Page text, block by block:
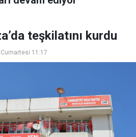
teşkilatını kurdu
11:17